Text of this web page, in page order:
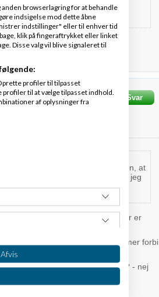
systemet idag, at bevise sin
5.000 nye kunder indenfor 30-90 dage...
Svar
likes - og meget andet på bogen, at
antal af det ene eller andet hvis jeg
det er rent op af bakke for hele
for de fleste lægger vægt på at der er
og glo op i luften - andre kommer forbi
ud af der ikke var en pind at se?? - nej
vi kan lide det eller ej.
browserlagring for at behandle
indsigelse mod dette åbne
indstillinger" eller til enhver tid
klik på fingeraftrykket eller linket
Disse valg vil blive signaleret til
profiler til tilpasset
til at vælge tilpasset indhold.
af oplysninger fra
Afvis